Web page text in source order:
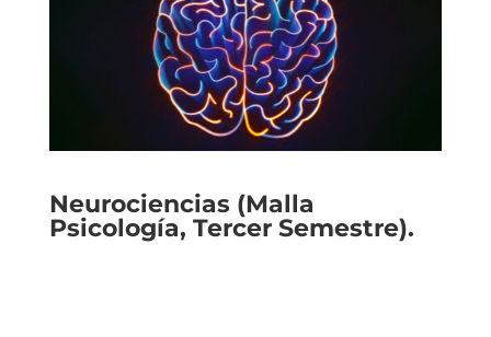
Neurociencias (Malla
Psicología, Tercer Semestre).